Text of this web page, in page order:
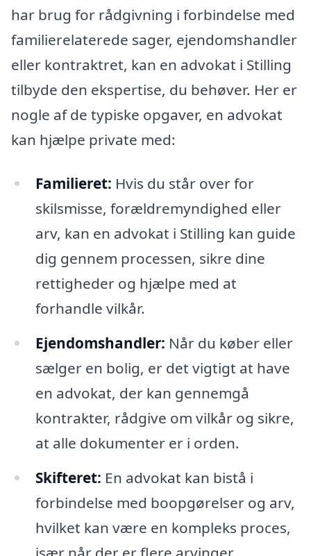
har brug for rådgivning i forbindelse med
familierelaterede sager, ejendomshandler
eller kontraktret, kan en advokat i Stilling
tilbyde den ekspertise, du behøver. Her er
nogle af de typiske opgaver, en advokat
kan hjælpe private med:
Familieret: Hvis du står over for
skilsmisse, forældremyndighed eller
arv, kan en advokat i Stilling kan guide
dig gennem processen, sikre dine
rettigheder og hjælpe med at
forhandle vilkår.
Ejendomshandler: Når du køber eller
sælger en bolig, er det vigtigt at have
en advokat, der kan gennemgå
kontrakter, rådgive om vilkår og sikre,
at alle dokumenter er i orden.
Skifteret: En advokat kan bistå i
forbindelse med boopgørelser og arv,
hvilket kan være en kompleks proces,